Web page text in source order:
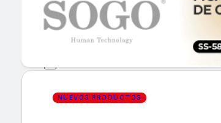
GUÍA DE COMPRA
NUEVOS PRODUCTOS
CONSEJOS TECH
MERCADOS Y TENDENCIAS
HEMEROTECA
NUEVOS PRODUCTOS